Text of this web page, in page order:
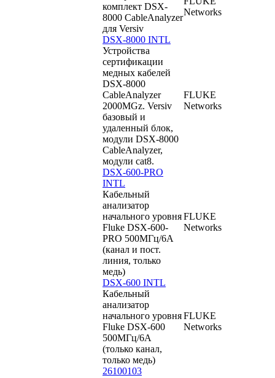
комплект DSX-
8000 CableAnalyzer
для Versiv
Networks
DSX-8000 INTL
Устройства
сертификации
медных кабелей
DSX-8000
CableAnalyzer
2000MGz. Versiv
базовый и
удаленный блок,
модули DSX-8000
CableAnalyzer,
модули cat8.
FLUKE
Networks
DSX-600-PRO
INTL
Кабельный
анализатор
начального уровня
Fluke DSX-600-
PRO 500МГц/6A
(канал и пост.
линия, только
медь)
FLUKE
Networks
DSX-600 INTL
Кабельный
анализатор
начального уровня
Fluke DSX-600
500МГц/6A
(только канал,
только медь)
FLUKE
Networks
26100103